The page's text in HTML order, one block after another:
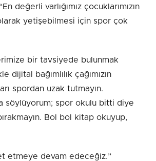
değerli varlığımız çocuklarımızın
yetişebilmesi için spor çok
bir tavsiyede bulunmak
dijital bağımlılık çağımızın
spordan uzak tutmayın.
söylüyorum; spor okulu bitti diye
Bol bol kitap okuyup,
etmeye devam edeceğiz.”